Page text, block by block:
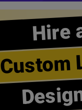
Hire
Custom